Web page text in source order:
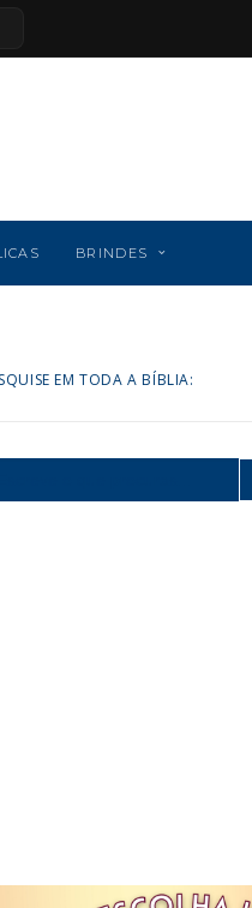
BRINDES
EM TODA A BÍBLIA: